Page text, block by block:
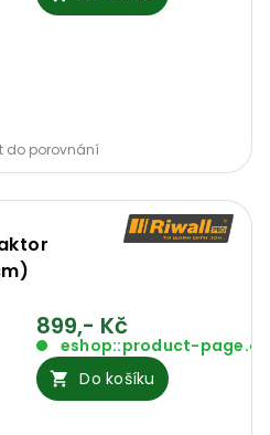
do porovnání
899,- Kč
eshop::product-
Do košíku